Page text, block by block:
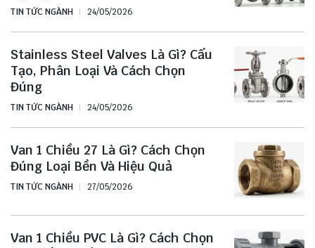
TIN TỨC NGÀNH 24/05/2026
Stainless Steel Valves Là Gì? Cấu
Tạo, Phân Loại Và Cách Chọn
Đúng
TIN TỨC NGÀNH 24/05/2026
Van 1 Chiều 27 Là Gì? Cách Chọn
Đúng Loại Bền Và Hiệu Quả
TIN TỨC NGÀNH 27/05/2026
Van 1 Chiều PVC Là Gì? Cách Chọn